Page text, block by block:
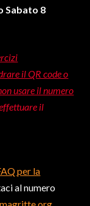
Sabato 8
il QR code o
usare il numero
il
per la
al numero